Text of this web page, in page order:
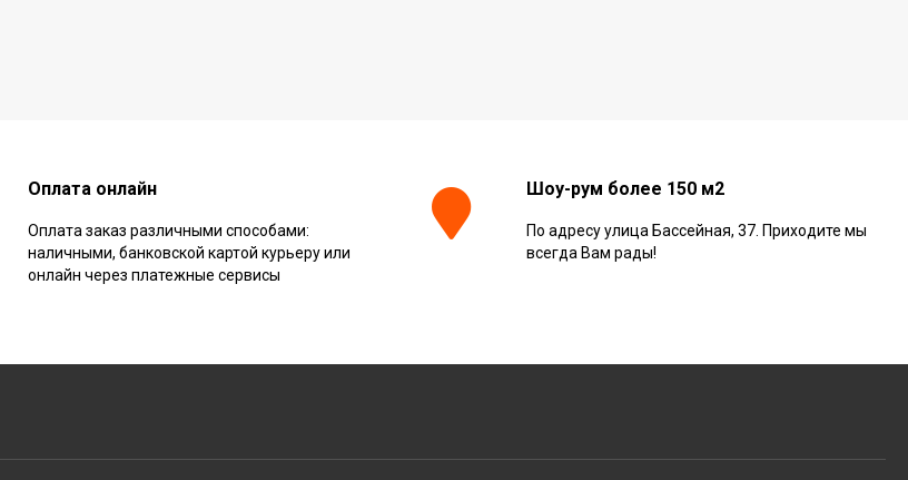
Оплата онлайн
Оплата заказ различными способами:
наличными, банковской картой курьеру или
онлайн через платежные сервисы
Шоу-рум более 150 м2
По адресу улица Бассейная, 37. Приходите мы
всегда Вам рады!